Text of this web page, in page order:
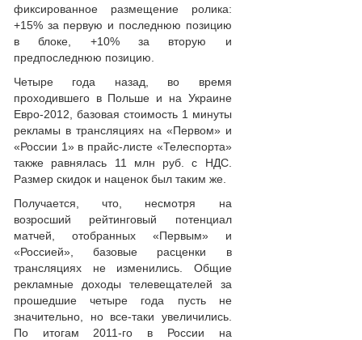
фиксированное размещение ролика:
+15% за первую и последнюю позицию
в блоке, +10% за вторую и
предпоследнюю позицию.
Четыре года назад, во время
проходившего в Польше и на Украине
Евро-2012, базовая стоимость 1 минуты
рекламы в трансляциях на «Первом» и
«России 1» в прайс-листе «Телеспорта»
также равнялась 11 млн руб. с НДС.
Размер скидок и наценок был таким же.
Получается, что, несмотря на
возросший рейтинговый потенциал
матчей, отобранных «Первым» и
«Россией», базовые расценки в
трансляциях не изменились. Общие
рекламные доходы телевещателей за
прошедшие четыре года пусть не
значительно, но все-таки увеличились.
По итогам 2011-го в России на